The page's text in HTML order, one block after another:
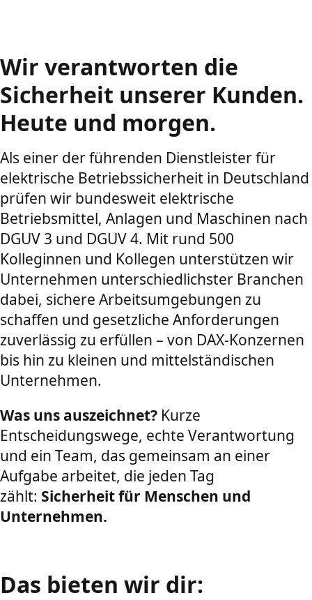
Wir verantworten die
Sicherheit unserer Kunden.
Heute und morgen.
Als einer der führenden Dienstleister für
elektrische Betriebssicherheit in Deutschland
prüfen wir bundesweit elektrische
Betriebsmittel, Anlagen und Maschinen nach
DGUV 3 und DGUV 4. Mit rund 500
Kolleginnen und Kollegen unterstützen wir
Unternehmen unterschiedlichster Branchen
dabei, sichere Arbeitsumgebungen zu
schaffen und gesetzliche Anforderungen
zuverlässig zu erfüllen – von DAX-Konzernen
bis hin zu kleinen und mittelständischen
Unternehmen.
Was uns auszeichnet? Kurze
Entscheidungswege, echte Verantwortung
und ein Team, das gemeinsam an einer
Aufgabe arbeitet, die jeden Tag
zählt: Sicherheit für Menschen und
Unternehmen.
Das bieten wir dir: